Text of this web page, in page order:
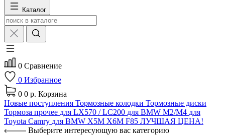
Каталог
0 Сравнение
0 Избранное
0 0 р. Корзина
Новые поступления Тормозные колодки Тормозные диски
Тормоза прочее для LX570 / LC200 для BMW M2/M4 для
Toyota Camry для BMW X5M X6M F85 ЛУЧШАЯ ЦЕНА!
Выберите интересующую вас категорию